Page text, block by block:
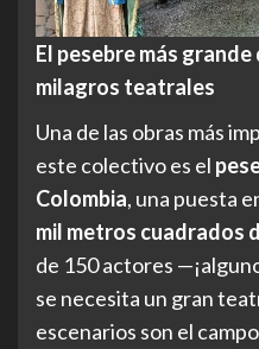
El pesebre más
milagros teatrales
Una de las obras más
este colectivo es el
Colombia, una puesta
mil metros cuadrados
de 150 actores
se necesita un gran
escenarios son el